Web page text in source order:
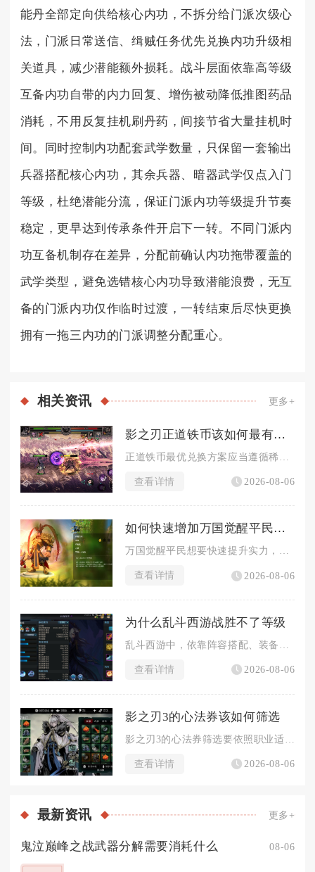
能丹全部定向供给核心内功，不拆分给门派次级心
法，门派日常送信、缉贼任务优先兑换内功升级相
关道具，减少潜能额外损耗。战斗层面依靠高等级
互备内功自带的内力回复、增伤被动降低推图药品
消耗，不用反复挂机刷丹药，间接节省大量挂机时
间。同时控制内功配套武学数量，只保留一套输出
兵器搭配核心内功，其余兵器、暗器武学仅点入门
等级，杜绝潜能分流，保证门派内功等级提升节奏
稳定，更早达到传承条件开启下一转。不同门派内
功互备机制存在差异，分配前确认内功拖带覆盖的
武学类型，避免选错核心内功导致潜能浪费，无互
备的门派内功仅作临时过渡，一转结束后尽快更换
拥有一拖三内功的门派调整分配重心。
相关资讯 更多+
影之刃正道铁币该如何最有效地进行兑换
查看详情 2026-08-06
如何快速增加万国觉醒平民的实力
万国觉醒平民想要快速提升实力，核心在于集中资源、规避战力陷阱...
查看详情 2026-08-06
为什么乱斗西游战胜不了等级
查看详情 2026-08-06
影之刃3的心法券该如何筛选
查看详情 2026-08-06
最新资讯 更多+
鬼泣巅峰之战武器分解需要消耗什么 08-06